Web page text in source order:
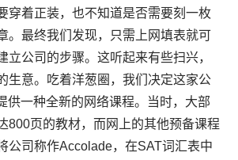
穿着正装，也不知道是否需要刻一枚
。最终我们发现，只需上网填表就可
立公司的步骤。这听起来有些扫兴，
生意。吃着洋葱圈，我们决定这家公
供一种全新的网络课程。当时，大部
800页的教材，而网上的其他预备课程
公司称作Accolade，在SAT词汇表中